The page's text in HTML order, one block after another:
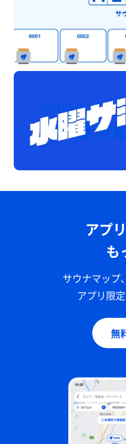
アプ
も
サウナマップ
アプリ限
無